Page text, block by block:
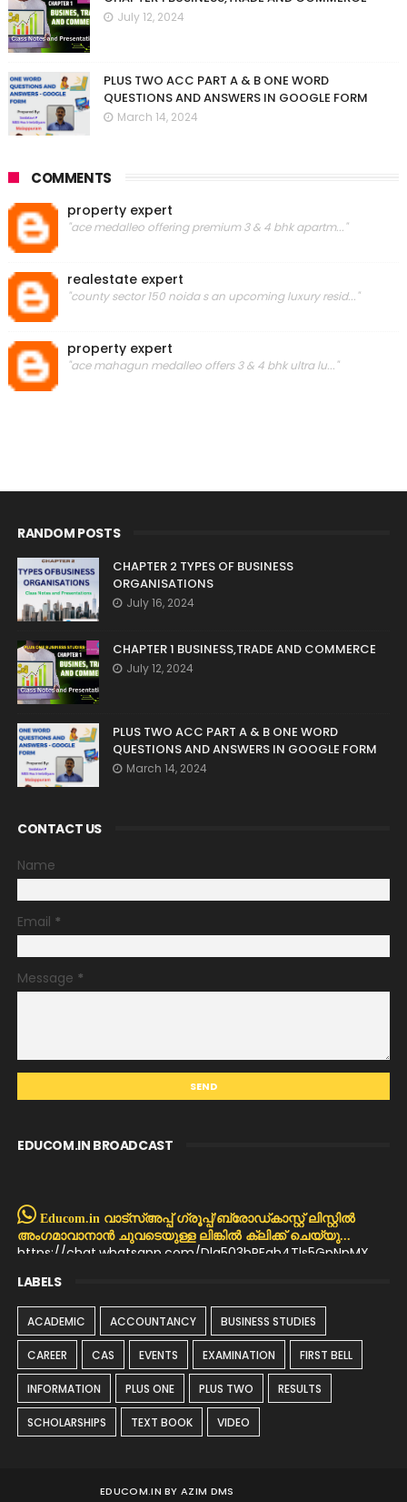
July 12, 2024
PLUS TWO ACC PART A & B ONE WORD
QUESTIONS AND ANSWERS IN GOOGLE FORM
March 14, 2024
COMMENTS
property expert
"ace medalleo offering premium 3 & 4 bhk apartm..."
realestate expert
"county sector 150 noida s an upcoming luxury resid..."
property expert
"ace mahagun medalleo offers 3 & 4 bhk ultra lu..."
RANDOM POSTS
CHAPTER 2 TYPES OF BUSINESS
ORGANISATIONS
July 16, 2024
CHAPTER 1 BUSINESS,TRADE AND COMMERCE
July 12, 2024
PLUS TWO ACC PART A & B ONE WORD
QUESTIONS AND ANSWERS IN GOOGLE FORM
March 14, 2024
CONTACT US
Name
Email *
Message *
EDUCOM.IN BROADCAST
Educom.in വാട്സ്അപ്പ് ഗ്രൂപ്പ്/ബ്രോഡ്കാസ്റ്റ് ലിസ്റ്റിൽ
അംഗമാവാനാൻ ചുവടെയുള്ള ലിങ്കിൽ ക്ലിക്ക് ചെയ്യു...
https://chat.whatsapp.com/Dla503bREqh4Tls5GpNpMX
LABELS
ACADEMIC ACCOUNTANCY BUSINESS STUDIES
CAREER CAS EVENTS EXAMINATION FIRST BELL
INFORMATION PLUS ONE PLUS TWO RESULTS
SCHOLARSHIPS TEXT BOOK VIDEO
EDUCOM.IN BY AZIM DMS